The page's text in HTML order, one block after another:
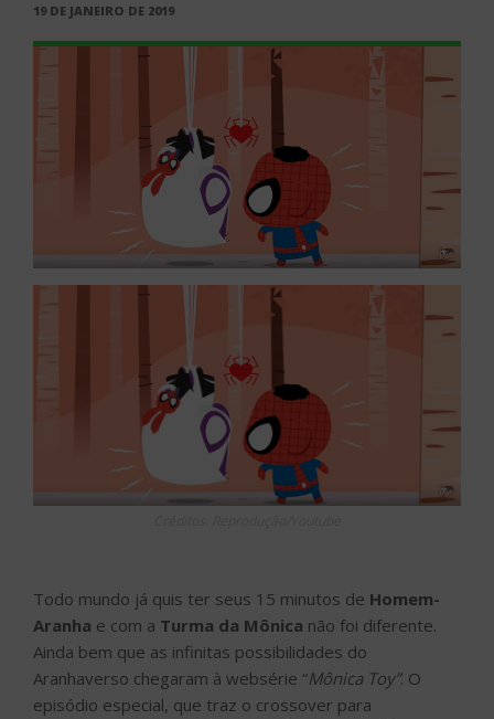
PUBLICADO
19 DE JANEIRO DE 2019
Todo mundo já quis ter seus 15 minutos de Homem-
Aranha e com a Turma da Mônica não foi diferente.
Ainda bem que as infinitas possibilidades do
Aranhaverso chegaram à websérie “Mônica Toy”. O
episódio especial, que traz o crossover para